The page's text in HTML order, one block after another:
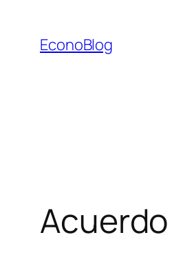
contenido
EconoBlog